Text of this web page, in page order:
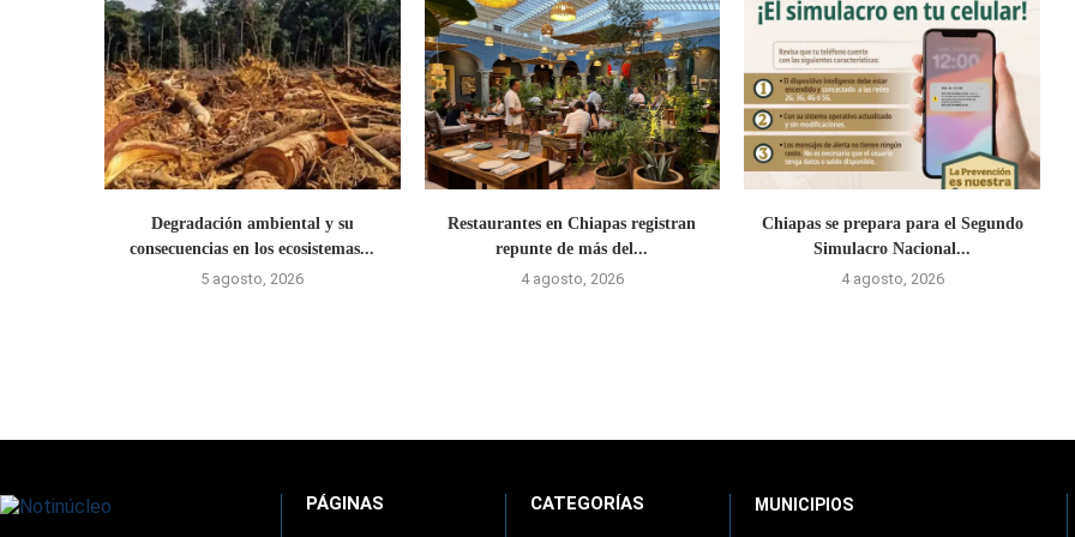
Degradación ambiental y su
consecuencias en los ecosistemas...
5 agosto, 2026
Restaurantes en Chiapas registran
repunte de más del...
4 agosto, 2026
Chiapas se prepara para el Segundo
Simulacro Nacional...
4 agosto, 2026
PÁGINAS CATEGORÍAS MUNICIPIOS